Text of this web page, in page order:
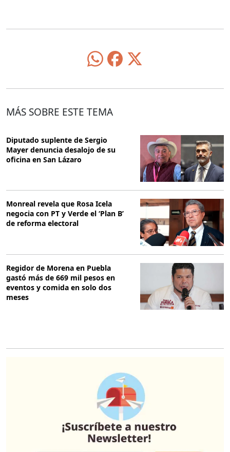
MÁS SOBRE ESTE TEMA
Diputado suplente de Sergio
Mayer denuncia desalojo de su
oficina en San Lázaro
Monreal revela que Rosa Icela
negocia con PT y Verde el ‘Plan B’
de reforma electoral
Regidor de Morena en Puebla
gastó más de 669 mil pesos en
eventos y comida en solo dos
meses